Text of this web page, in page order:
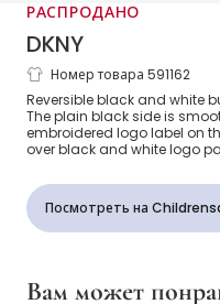
РАСПРОДАНО
DKNY
Reversible Black
Номер товара 591162
Reversible black and white
The plain black side is
embroidered logo label on
over black and white logo
Посмотреть на
Вам может